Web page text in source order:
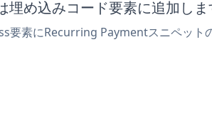
め込みコード要素に追加しま
素にRecurring Paymentスニペット